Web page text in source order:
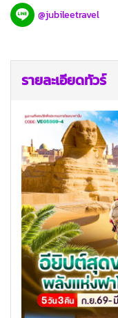
@jubileetravel
รายละเอียดทัวร์